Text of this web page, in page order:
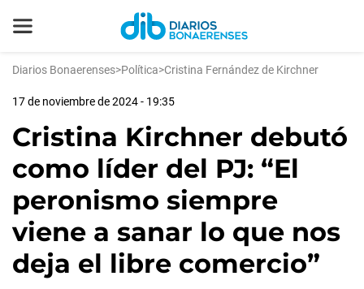
Diarios Bonaerenses>Política>Cristina Fernández de Kirchner
17 de noviembre de 2024 - 19:35
Cristina Kirchner debutó
como líder del PJ: “El
peronismo siempre
viene a sanar lo que nos
deja el libre comercio”